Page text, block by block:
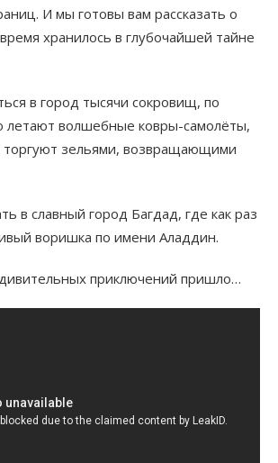
И мы готовы вам рассказать о
хранилось в глубочайшей тайне
в город тысячи сокровищ, по
летают волшебные ковры-самолёты,
торгуют зельями, возвращающими
в славный город Багдад, где как раз
воришка по имени Аладдин.
приключений пришло…